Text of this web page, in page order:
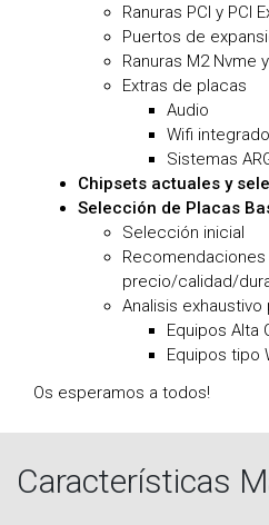
Ranuras PCI y PCI
Puertos de
Ranuras M2 Nvme
Extras de placas
Audio
Wifi integrado
Sistemas
Chipsets actuales y
Selección de Placas
Selección inicial
precio/calidad/
Analisis
Equipos Alta
Equipos tipo
Os esperamos a todos!
Características